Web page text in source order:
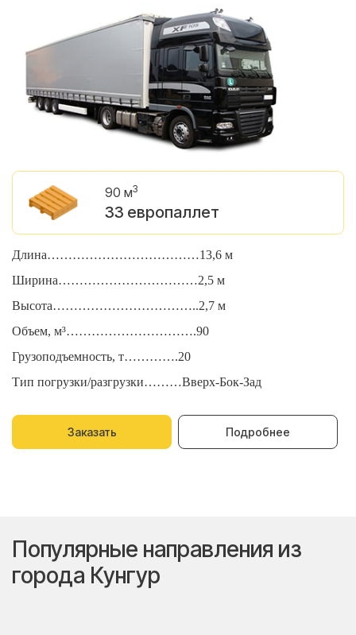
90 м3
33 европаллет
Длина………………………………13,6 м
Ширина……………………………2,5 м
Высота……………………………..2,7 м
Объем, м³………………………….90
Грузоподъемность, т………….20
Тип погрузки/разгрузки………Вверх-Бок-Зад
Заказать Подробнее
Популярные направления из
города Кунгур